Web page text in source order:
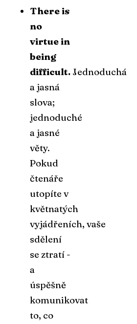
There is
no
virtue in
being
difficult.Jednoduchá
a jasná
slova;
jednoduché
a jasné
věty.
Pokud
čtenáře
utopíte v
květnatých
vyjádřeních, vaše
sdělení
se ztratí -
a
úspěšně
komunikovat
to, co